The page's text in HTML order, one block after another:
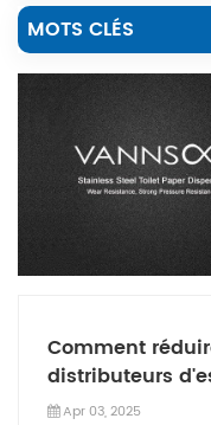
MOTS CLÉS
Comment
distributeurs
Apr 03, 2025